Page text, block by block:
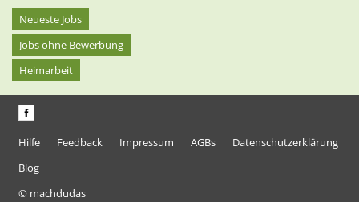
Neueste Jobs
Jobs ohne Bewerbung
Heimarbeit
Hilfe Feedback Impressum AGBs
Datenschutzerklärung
Blog
© machdudas